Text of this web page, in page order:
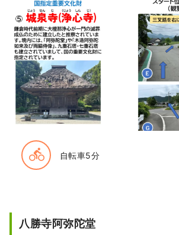
directions_bike 自転車5分
八勝寺阿弥陀堂